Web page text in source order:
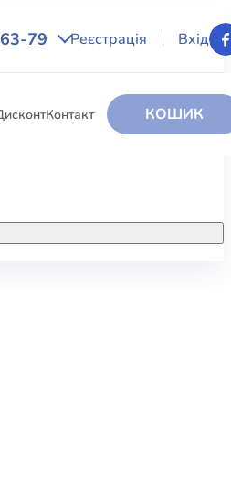
79 Реєстрація Вхід
Контакт КОШИК